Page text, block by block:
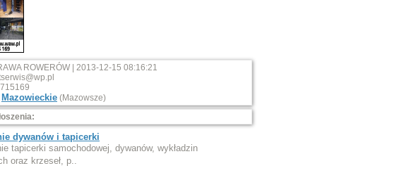
ROWERÓW | 2013-12-15 08:16:21
Mazowieckie (Mazowsze)
dywanów i tapicerki
tapicerki samochodowej, dywanów, wykładzin
oraz krzeseł, p..